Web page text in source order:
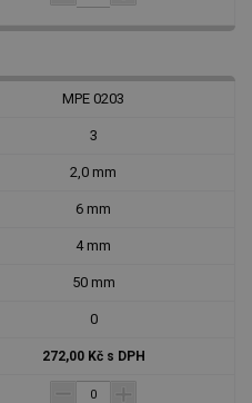
MPE 0203
3
2,0 mm
6 mm
4 mm
50 mm
0
272,00 Kč s DPH